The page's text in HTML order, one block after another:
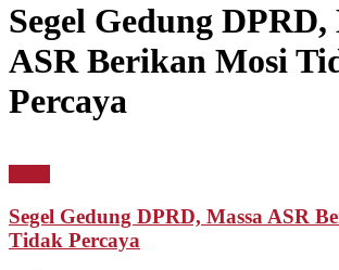
Segel Gedung DPRD,
ASR Berikan Mosi
Percaya
Segel Gedung DPRD, Massa ASR
Tidak Percaya